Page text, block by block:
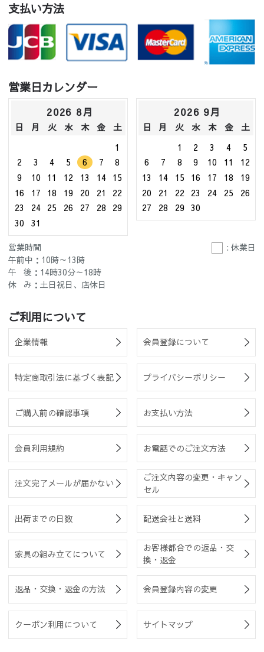
支払い方法
営業日カレンダー
2026 8月
日 月 火 水 木 金
土
1
2
3 4 5 6 7
8
9
10 11 12 13 14
15
16
17 18 19 20 21
22
23
24 25 26 27 28
29
30
31
2026 9月
日 月 火 水 木 金
土
1
2 3 4
5
6
7 8 9 10 11
12
13
14 15 16 17 18
19
20
21 22 23 24 25
26
27
28 29 30
営業時間
: 休業日
午前中：10時～13時
午 後：14時30分～18時
休 み：土日祝日、店休日
ご利用について
企業情報 会員登録について
特定商取引法に基づく表記 プライバシーポリシー
ご購入前の確認事項 お支払い方法
会員利用規約 お電話でのご注文方法
注文完了メールが届かない
ご注文内容の変更・キャン
セル
出荷までの日数 配送会社と送料
家具の組み立てについて
お客様都合での返品・交
換・返金
返品・交換・返金の方法 会員登録内容の変更
クーポン利用について サイトマップ